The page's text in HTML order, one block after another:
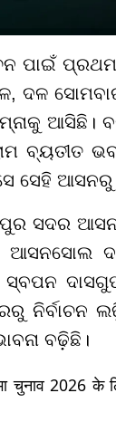
ପାଇଁ ପ୍ରଥମ
ଦଳ
ଆସିଛି।
ବ୍ୟତୀତ
ସେହି
ସଦର
ନିର୍ବାଚନ
ବଢ଼ିଛି।
चुनाव 2026 के